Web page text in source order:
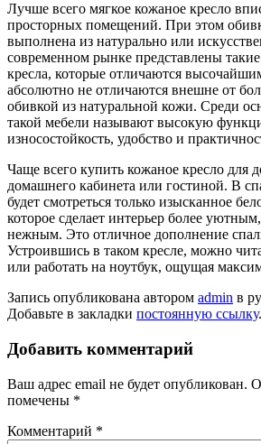
Лучше всего мягкое кожаное кресло
просторных помещений. При этом
выполнена из натурально или
современном рынке представлены
кресла, которые отличаются
абсолютно не отличаются внешне от
обивкой из натуральной кожи. Среди
такой мебели называют высокую
износостойкость, удобство и
Чаще всего купить кожаное кресло для
домашнего кабинета или гостиной. В
будет смотреться только изысканное
которое сделает интерьер более
нежным. Это отличное дополнение
Устроившись в таком кресле, можно
или работать на ноутбук, ощущая
Запись опубликована автором admin в
Добавьте в закладки постоянную ссылку.
Добавить комментарий
Ваш адрес email не будет опубликован.
помечены *
Комментарий *